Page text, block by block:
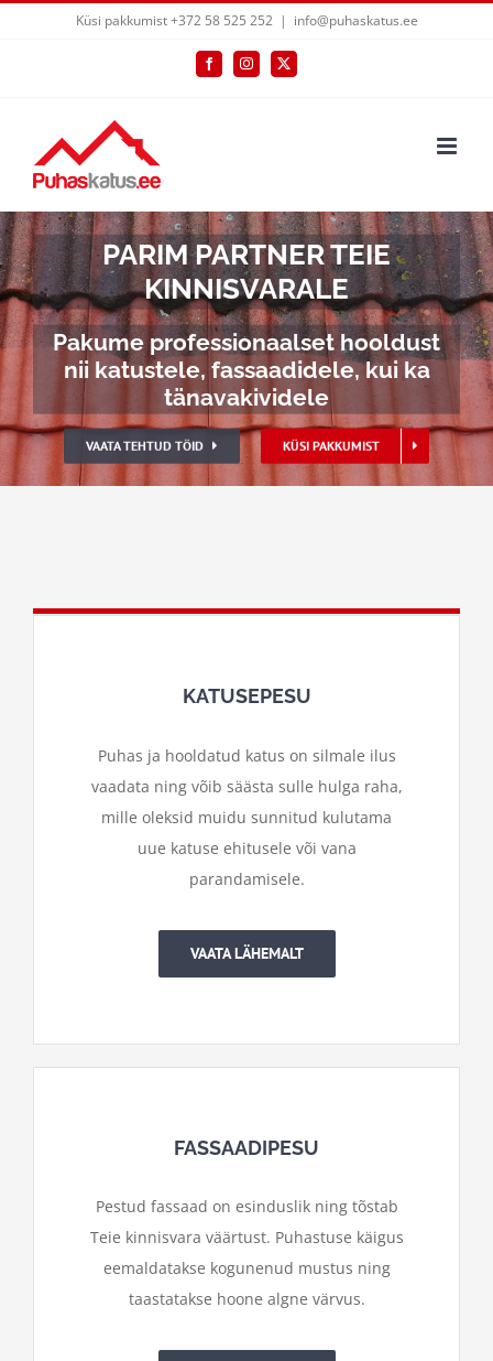
Küsi pakkumist +372 58 525 252 | info@puhaskatus.ee
FacebookInstagram
X
PARIM PARTNER TEIE
KINNISVARALE
Pakume professionaalset hooldust
nii katustele, fassaadidele, kui ka
tänavakividele
VAATA TEHTUD TÖID KÜSI PAKKUMIST
KATUSEPESU
Puhas ja hooldatud katus on silmale ilus
vaadata ning võib säästa sulle hulga raha,
mille oleksid muidu sunnitud kulutama
uue katuse ehitusele või vana
parandamisele.
VAATA LÄHEMALT
FASSAADIPESU
Pestud fassaad on esinduslik ning tõstab
Teie kinnisvara väärtust. Puhastuse käigus
eemaldatakse kogunenud mustus ning
taastatakse hoone algne värvus.